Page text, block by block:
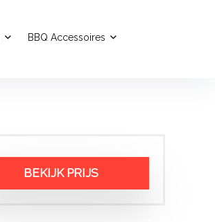
BBQ Accessoires
BEKIJK PRIJS